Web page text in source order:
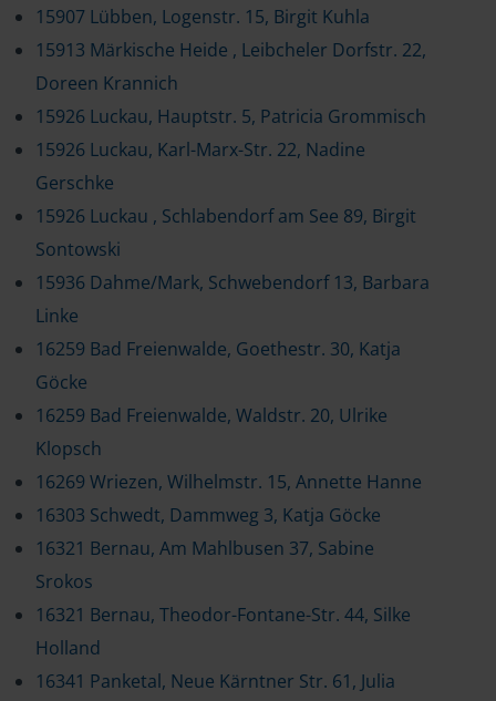
15907 Lübben, Logenstr. 15, Birgit Kuhla
15913 Märkische Heide , Leibcheler Dorfstr. 22,
Doreen Krannich
15926 Luckau, Hauptstr. 5, Patricia Grommisch
15926 Luckau, Karl-Marx-Str. 22, Nadine
Gerschke
15926 Luckau , Schlabendorf am See 89, Birgit
Sontowski
15936 Dahme/Mark, Schwebendorf 13, Barbara
Linke
16259 Bad Freienwalde, Goethestr. 30, Katja
Göcke
16259 Bad Freienwalde, Waldstr. 20, Ulrike
Klopsch
16269 Wriezen, Wilhelmstr. 15, Annette Hanne
16303 Schwedt, Dammweg 3, Katja Göcke
16321 Bernau, Am Mahlbusen 37, Sabine
Srokos
16321 Bernau, Theodor-Fontane-Str. 44, Silke
Holland
16341 Panketal, Neue Kärntner Str. 61, Julia